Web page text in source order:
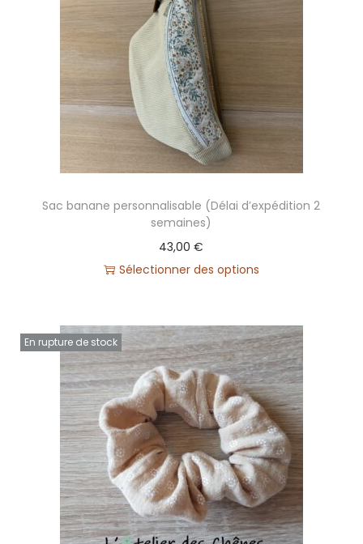
Sac banane personnalisable (Délai d’expédition 2
semaines)
43,00€
Sélectionner des options
En rupture de stock